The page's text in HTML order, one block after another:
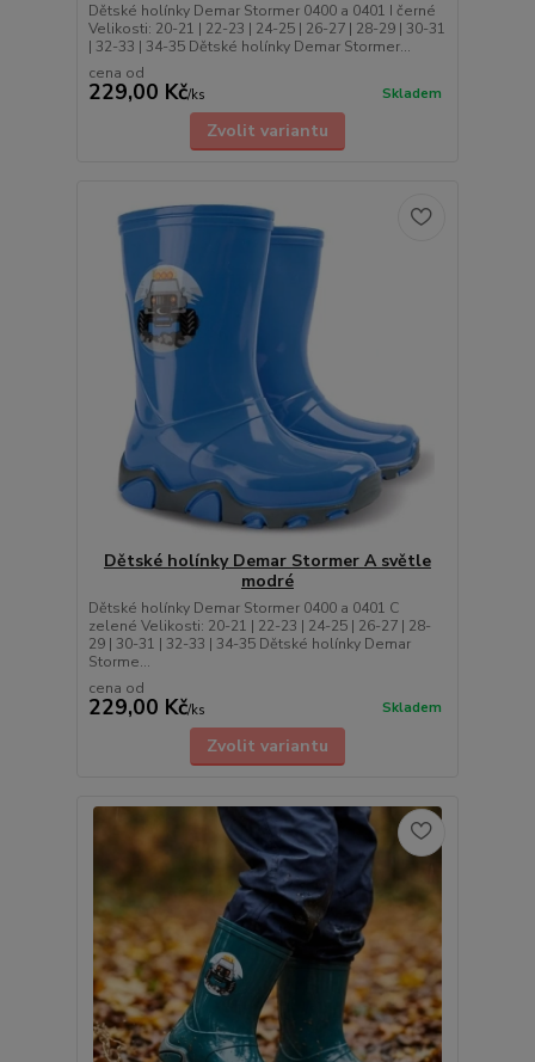
Dětské holínky Demar Stormer 0400 a 0401 I černé
Velikosti: 20-21 | 22-23 | 24-25 | 26-27 | 28-29 | 30-31
| 32-33 | 34-35 Dětské holínky Demar Stormer...
cena od
229,00 Kč/ks Skladem
Zvolit variantu
Dětské holínky Demar Stormer A světle
modré
Dětské holínky Demar Stormer 0400 a 0401 C
zelené Velikosti: 20-21 | 22-23 | 24-25 | 26-27 | 28-
29 | 30-31 | 32-33 | 34-35 Dětské holínky Demar
Storme...
cena od
229,00 Kč/ks Skladem
Zvolit variantu